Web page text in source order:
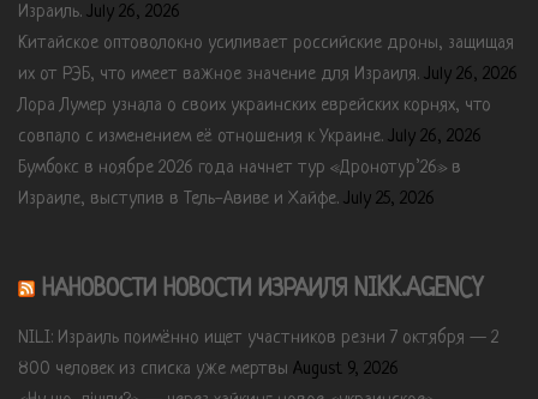
Израиль. July 26, 2026
Китайское оптоволокно усиливает российские дроны, защищая
их от РЭБ, что имеет важное значение для Израиля. July 26, 2026
Лора Лумер узнала о своих украинских еврейских корнях, что
совпало с изменением её отношения к Украине. July 26, 2026
Бумбокс в ноябре 2026 года начнет тур «Дронотур’26» в
Израиле, выступив в Тель-Авиве и Хайфе. July 25, 2026
НАНОВОСТИ НОВОСТИ ИЗРАИЛЯ NIKK.AGENCY
NILI: Израиль поимённо ищет участников резни 7 октября — 2
800 человек из списка уже мертвы August 9, 2026